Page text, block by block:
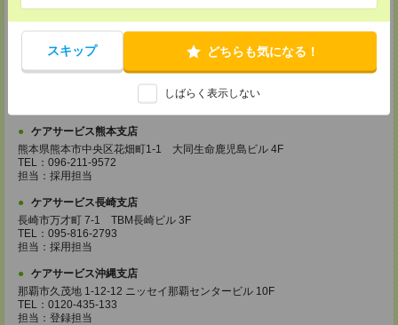
スキップ どちらも気になる！
しばらく表示しない
TEL：092-517-3686
担当：採用担当
ケアサービス北九州支店
ケアサービス熊本支店
熊本県熊本市中央区花畑町1-1 大同生命鹿児島ビル 4F
TEL：096-211-9572
担当：採用担当
ケアサービス長崎支店
長崎市万才町 7-1 TBM長崎ビル 3F
TEL：095-816-2793
担当：採用担当
ケアサービス沖縄支店
那覇市久茂地 1-12-12 ニッセイ那覇センタービル 10F
TEL：0120-435-133
担当：登録担当